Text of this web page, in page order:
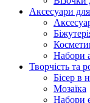
Аксесуари
Набори
Творчість та
Бісер в
Мозаїка
Набори